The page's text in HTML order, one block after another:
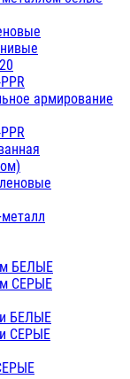
армирование
БЕЛЫЕ
СЕРЫЕ
БЕЛЫЕ
СЕРЫЕ